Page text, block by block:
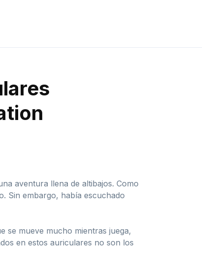
aventura llena de altibajos. Como
Sin embargo, había escuchado
se mueve mucho mientras juega,
en estos auriculares no son los